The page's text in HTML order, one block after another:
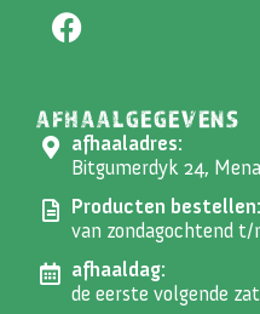
AFHAALGEGEVENS
afhaaladres:
Bitgumerdyk 24,
Producten bestellen:
van zondagochtend t/
afhaaldag:
de eerste volgende